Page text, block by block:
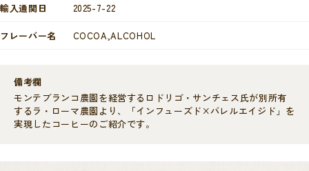
輸入通関日 2025-7-22
フレーバー名 COCOA,ALCOHOL
備考欄
モンテブランコ農園を経営するロドリゴ・サンチェス氏が別所有
するラ・ローマ農園より、「インフューズド×バレルエイジド」を
実現したコーヒーのご紹介です。